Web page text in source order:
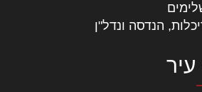
הנדסה ונדל"ן